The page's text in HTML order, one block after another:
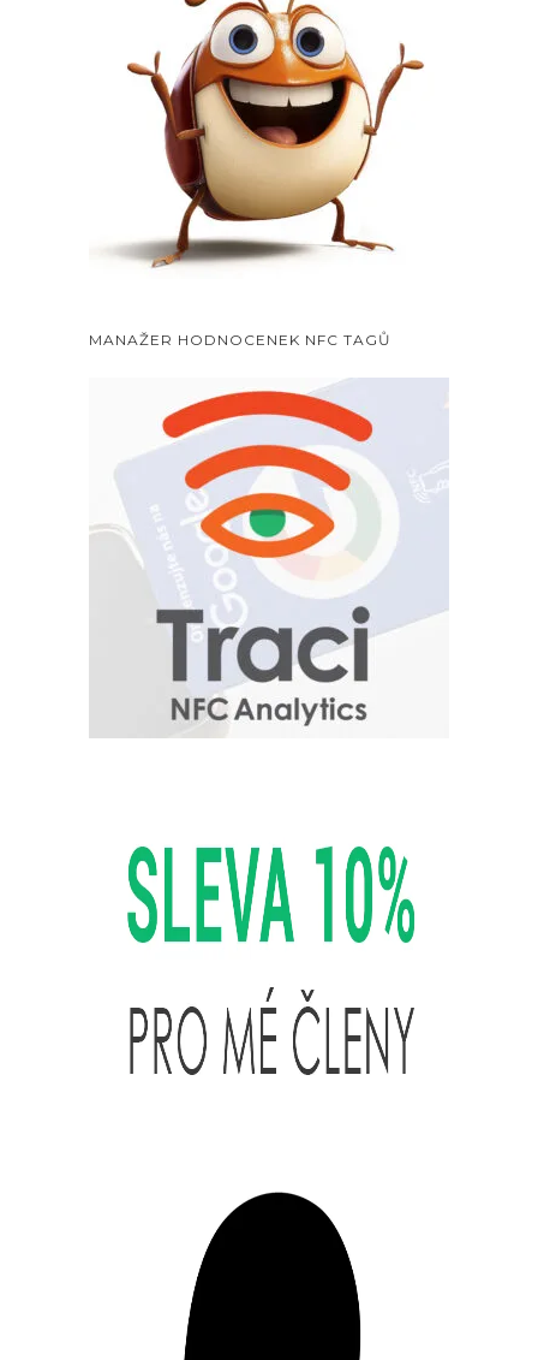
MANAŽER HODNOCENEK NFC TAGŮ